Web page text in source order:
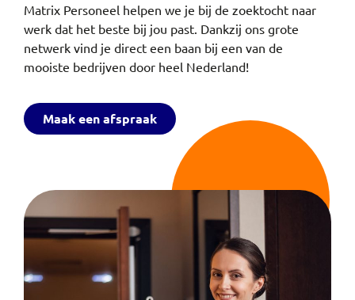
Matrix Personeel helpen we je bij de zoektocht naar
werk dat het beste bij jou past. Dankzij ons grote
netwerk vind je direct een baan bij een van de
mooiste bedrijven door heel Nederland!
Maak een afspraak